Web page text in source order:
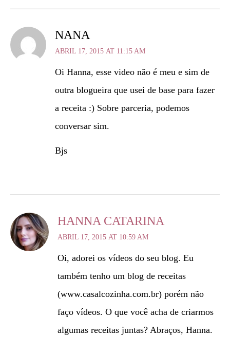
NANA
ABRIL 17, 2015 AT 11:15 AM
Oi Hanna, esse video não é meu e sim de
outra blogueira que usei de base para fazer
a receita :) Sobre parceria, podemos
conversar sim.
Bjs
HANNA CATARINA
ABRIL 17, 2015 AT 10:59 AM
Oi, adorei os vídeos do seu blog. Eu
também tenho um blog de receitas
(www.casalcozinha.com.br) porém não
faço vídeos. O que você acha de criarmos
algumas receitas juntas? Abraços, Hanna.